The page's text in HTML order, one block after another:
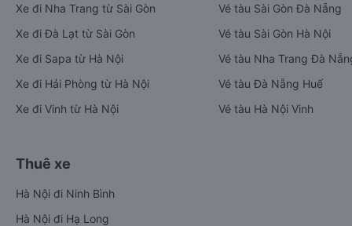
Xe đi Nha Trang từ Sài Gòn
Xe đi Đà Lạt từ Sài Gòn
Xe đi Sapa từ Hà Nội
Xe đi Hải Phòng từ Hà Nội
Xe đi Vinh từ Hà Nội
Vé tàu Sài Gòn Đà Nẵng
Vé tàu Sài Gòn Hà Nội
Vé tàu Nha Trang Đà
Vé tàu Đà Nẵng Huế
Vé tàu Hà Nội Vinh
Thuê xe
Hà Nội đi Ninh Bình
Hà Nội đi Hạ Long